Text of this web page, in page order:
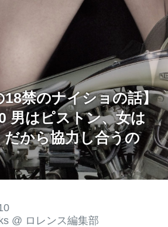
禁のナイショの話】
男はピストン、女は
から協力し合うの
@ ロレンス編集部